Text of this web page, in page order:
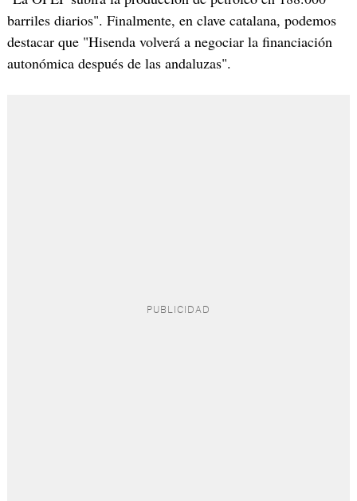
barriles diarios". Finalmente, en clave catalana, podemos
destacar que "Hisenda volverá a negociar la financiación
autonómica después de las andaluzas".